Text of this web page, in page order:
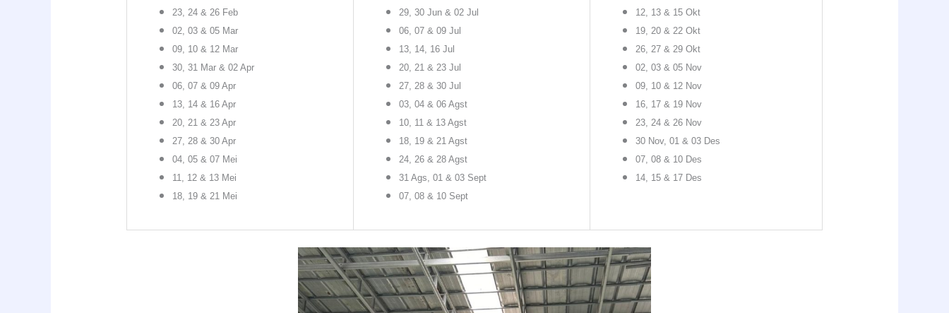
23, 24 & 26 Feb
02, 03 & 05 Mar
09, 10 & 12 Mar
30, 31 Mar & 02 Apr
06, 07 & 09 Apr
13, 14 & 16 Apr
20, 21 & 23 Apr
27, 28 & 30 Apr
04, 05 & 07 Mei
11, 12 & 13 Mei
18, 19 & 21 Mei
29, 30 Jun & 02 Jul
06, 07 & 09 Jul
13, 14, 16 Jul
20, 21 & 23 Jul
27, 28 & 30 Jul
03, 04 & 06 Agst
10, 11 & 13 Agst
18, 19 & 21 Agst
24, 26 & 28 Agst
31 Ags, 01 & 03 Sept
07, 08 & 10 Sept
12, 13 & 15 Okt
19, 20 & 22 Okt
26, 27 & 29 Okt
02, 03 & 05 Nov
09, 10 & 12 Nov
16, 17 & 19 Nov
23, 24 & 26 Nov
30 Nov, 01 & 03 Des
07, 08 & 10 Des
14, 15 & 17 Des